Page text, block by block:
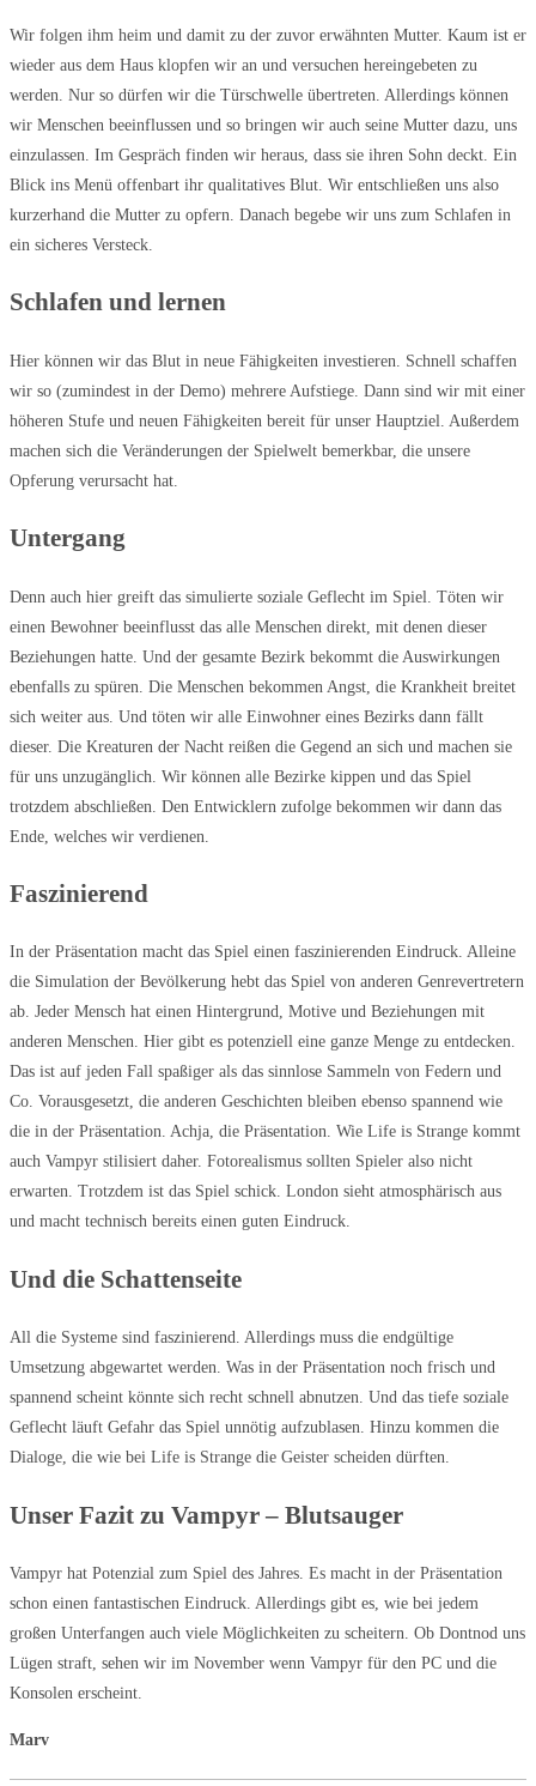
Wir folgen ihm heim und damit zu der zuvor erwähnten Mutter. Kaum ist er
wieder aus dem Haus klopfen wir an und versuchen hereingebeten zu
werden. Nur so dürfen wir die Türschwelle übertreten. Allerdings können
wir Menschen beeinflussen und so bringen wir auch seine Mutter dazu, uns
einzulassen. Im Gespräch finden wir heraus, dass sie ihren Sohn deckt. Ein
Blick ins Menü offenbart ihr qualitatives Blut. Wir entschließen uns also
kurzerhand die Mutter zu opfern. Danach begebe wir uns zum Schlafen in
ein sicheres Versteck.
Schlafen und lernen
Hier können wir das Blut in neue Fähigkeiten investieren. Schnell schaffen
wir so (zumindest in der Demo) mehrere Aufstiege. Dann sind wir mit einer
höheren Stufe und neuen Fähigkeiten bereit für unser Hauptziel. Außerdem
machen sich die Veränderungen der Spielwelt bemerkbar, die unsere
Opferung verursacht hat.
Untergang
Denn auch hier greift das simulierte soziale Geflecht im Spiel. Töten wir
einen Bewohner beeinflusst das alle Menschen direkt, mit denen dieser
Beziehungen hatte. Und der gesamte Bezirk bekommt die Auswirkungen
ebenfalls zu spüren. Die Menschen bekommen Angst, die Krankheit breitet
sich weiter aus. Und töten wir alle Einwohner eines Bezirks dann fällt
dieser. Die Kreaturen der Nacht reißen die Gegend an sich und machen sie
für uns unzugänglich. Wir können alle Bezirke kippen und das Spiel
trotzdem abschließen. Den Entwicklern zufolge bekommen wir dann das
Ende, welches wir verdienen.
Faszinierend
In der Präsentation macht das Spiel einen faszinierenden Eindruck. Alleine
die Simulation der Bevölkerung hebt das Spiel von anderen Genrevertretern
ab. Jeder Mensch hat einen Hintergrund, Motive und Beziehungen mit
anderen Menschen. Hier gibt es potenziell eine ganze Menge zu entdecken.
Das ist auf jeden Fall spaßiger als das sinnlose Sammeln von Federn und
Co. Vorausgesetzt, die anderen Geschichten bleiben ebenso spannend wie
die in der Präsentation. Achja, die Präsentation. Wie Life is Strange kommt
auch Vampyr stilisiert daher. Fotorealismus sollten Spieler also nicht
erwarten. Trotzdem ist das Spiel schick. London sieht atmosphärisch aus
und macht technisch bereits einen guten Eindruck.
Und die Schattenseite
All die Systeme sind faszinierend. Allerdings muss die endgültige
Umsetzung abgewartet werden. Was in der Präsentation noch frisch und
spannend scheint könnte sich recht schnell abnutzen. Und das tiefe soziale
Geflecht läuft Gefahr das Spiel unnötig aufzublasen. Hinzu kommen die
Dialoge, die wie bei Life is Strange die Geister scheiden dürften.
Unser Fazit zu Vampyr – Blutsauger
Vampyr hat Potenzial zum Spiel des Jahres. Es macht in der Präsentation
schon einen fantastischen Eindruck. Allerdings gibt es, wie bei jedem
großen Unterfangen auch viele Möglichkeiten zu scheitern. Ob Dontnod uns
Lügen straft, sehen wir im November wenn Vampyr für den PC und die
Konsolen erscheint.
Marv